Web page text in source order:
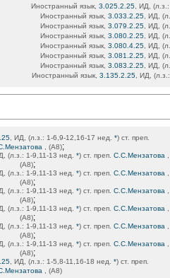
Иностранный язык, 3.025.2.25 , ИД,
Иностранный язык, 3.033.2.25, ИД,
Иностранный язык, 3.079.2.25, ИД,
Иностранный язык, 3.080.2.25, ИД,
Иностранный язык, 3.080.4.25, ИД,
Иностранный язык, 3.081.2.25, ИД,
Иностранный язык, 3.083.2.25, ИД,
Иностранный язык, 3.135.2.25, ИД, (л.з.:
, ИД, (л.з.: 1-6,9-12,16-17 нед. *) ст. преп.
, (А8);
(л.з.: 1-9,11-13 нед. *) ст. преп. С.С.Мензатова
(А8);
(л.з.: 1-9,11-13 нед. *) ст. преп. С.С.Мензатова
(А8);
(л.з.: 1-9,11-13 нед. *) ст. преп. С.С.Мензатова
(А8);
(л.з.: 1-9,11-13 нед. *) ст. преп. С.С.Мензатова
(А8);
(л.з.: 1-9,11-13 нед. *) ст. преп. С.С.Мензатова
(А8);
(л.з.: 1-9,11-13 нед. *) ст. преп. С.С.Мензатова
(А8);
, ИД, (л.з.: 1-5,8-11,16-18 нед. *) ст. преп.
, (А8)